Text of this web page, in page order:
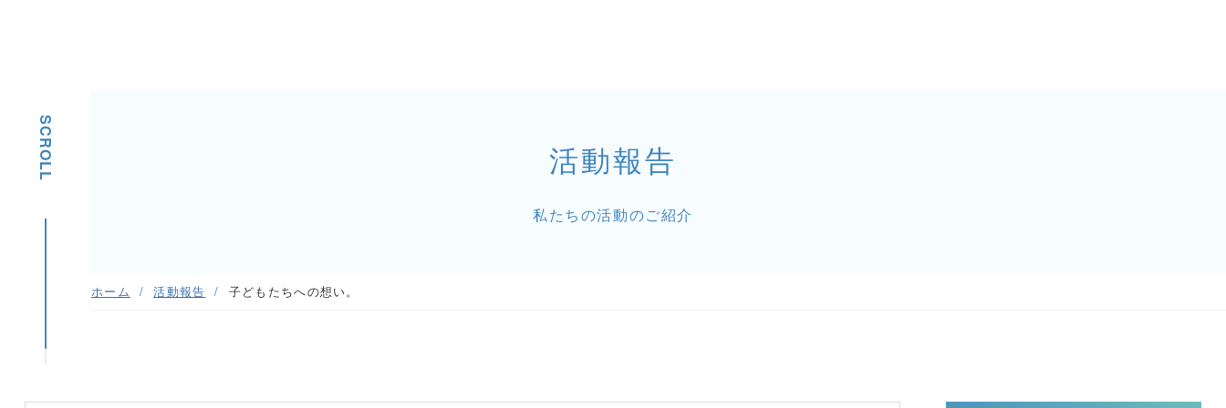
SCROLL 活動報告
私たちの活動のご紹介
ホーム 活動報告 子どもたちへの想い。